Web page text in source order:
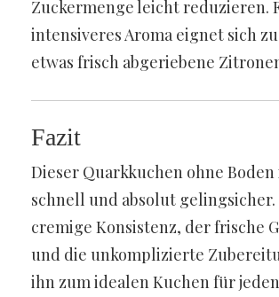
Zuckermenge leicht reduzieren.
intensiveres Aroma eignet sich
etwas frisch abgeriebene
Fazit
Dieser Quarkkuchen ohne
schnell und absolut gelingsicher.
cremige Konsistenz, der frische
und die unkomplizierte
ihn zum idealen Kuchen für jeden